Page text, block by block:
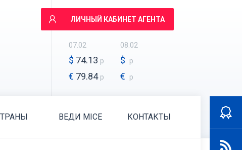
ЛИЧНЫЙ КАБИНЕТ АГЕНТА
07.02
$ 74.13 р
€ 79.84 р
08.02
$ р
€ р
ВЕДИ MICE КОНТАКТЫ